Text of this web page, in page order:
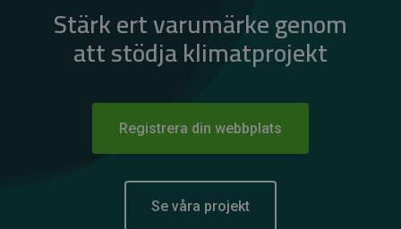
Stärk ert varumärke genom
att stödja klimatprojekt
Registrera din webbplats
Se våra projekt